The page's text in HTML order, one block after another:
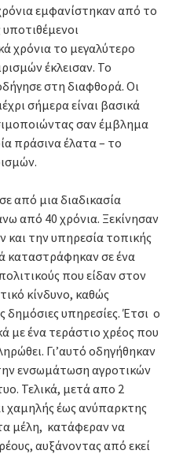
εμφανίστηκαν από το
χρόνια το μεγαλύτερο
έκλεισαν. Το
στη διαφθορά. Οι
σήμερα είναι βασικά
σαν έμβλημα
πράσινα έλατα – το
από μια διαδικασία
από 40 χρόνια. Ξεκίνησαν
και την υπηρεσία τοπικής
καταστράφηκαν σε ένα
που είδαν στον
κίνδυνο, καθώς
δημόσιες υπηρεσίες. Έτσι ο
με ένα τεράστιο χρέος που
Γι’αυτό οδηγήθηκαν
ενσωμάτωση αγροτικών
Τελικά, μετά απο 2
χαμηλής έως ανύπαρκτης
μέλη, κατάφεραν να
αυξάνοντας από εκεί